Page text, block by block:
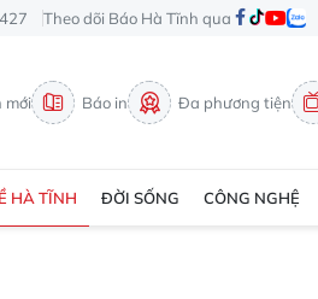
Theo dõi Báo Hà Tĩnh qua
mới Báo in Đa phương tiện
HÀ TĨNH ĐỜI SỐNG CÔNG NGHỆ